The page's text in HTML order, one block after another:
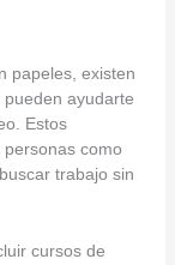
papeles, existen
ayudarte
Estos
como
trabajo sin
cursos de